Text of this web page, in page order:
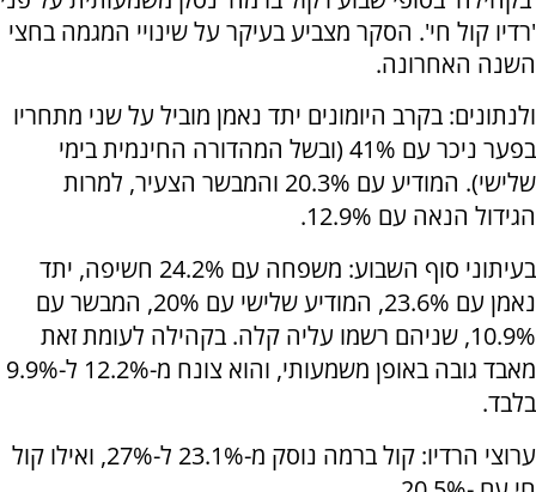
'רדיו קול חי'. הסקר מצביע בעיקר על שינויי המגמה בחצי
השנה האחרונה.
ולנתונים: בקרב היומונים יתד נאמן מוביל על שני מתחריו
בפער ניכר עם 41% (ובשל המהדורה החינמית בימי
שלישי). המודיע עם 20.3% והמבשר הצעיר, למרות
הגידול הנאה עם 12.9%.
בעיתוני סוף השבוע: משפחה עם 24.2% חשיפה, יתד
נאמן עם 23.6%, המודיע שלישי עם 20%, המבשר עם
10.9%, שניהם רשמו עליה קלה. בקהילה לעומת זאת
מאבד גובה באופן משמעותי, והוא צונח מ-12.2% ל-9.9%
בלבד.
ערוצי הרדיו: קול ברמה נוסק מ-23.1% ל-27%, ואילו קול